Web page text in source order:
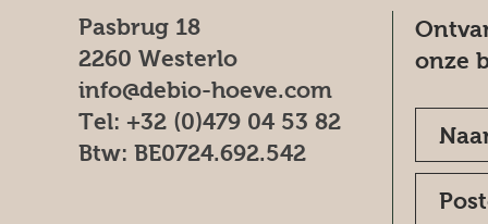
Pasbrug 18
2260 Westerlo
info@debio-hoeve.com
Tel: +32 (0)479 04 53 82
Btw: BE0724.692.542
onze